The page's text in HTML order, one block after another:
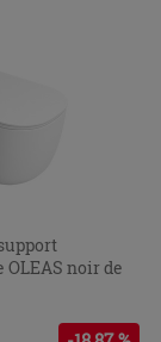
OLEAS noir de